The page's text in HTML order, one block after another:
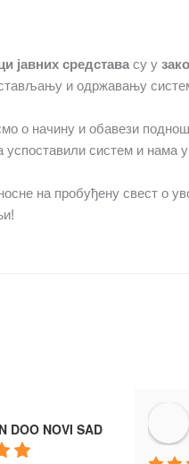
јавних средстава су у
и одржавању
о начину и обавези
успоставили систем и нама
на пробуђену свест о
DOO NOVI SAD